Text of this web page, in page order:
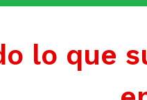
lo que